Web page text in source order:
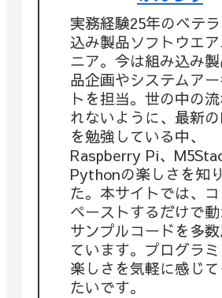
実務経験25年のベテ
込み製品ソフトウエ
ニア。今は組み込み
品企画やシステムア
トを担当。世の中の
れないように、最新
を勉強している中、
Raspberry Pi、
Pythonの楽しさを知
た。本サイトでは、
ペーストするだけで
サンプルコードを多
ています。プログラ
楽しさを気軽に感じ
たいです。